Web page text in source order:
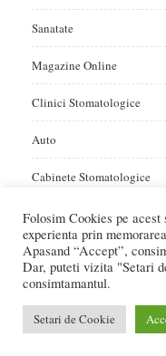
Sanatate
Magazine Online
Clinici Stomatologice
Auto
Cabinete Stomatologice
Home
Va raportam cele mai bune
Online care va
Folosim Cookies pe
experienta prin
Apasand “Accept”,
Dar, puteti vizita "Setari
consimtamantul.
Setari de Cookie